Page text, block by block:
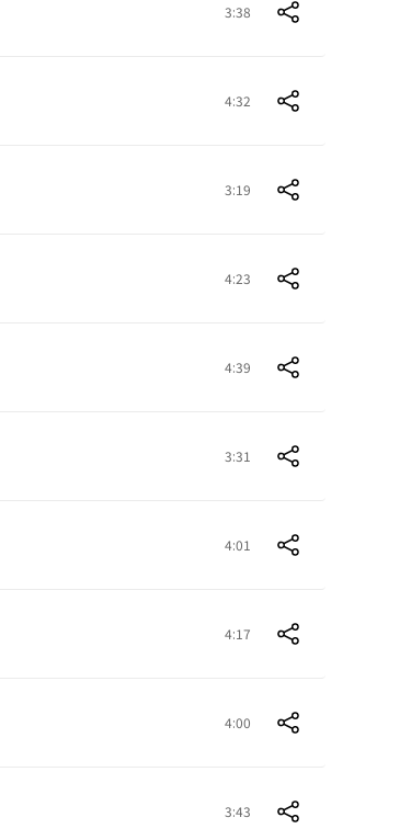
3:38
4:32
3:19
4:23
4:39
3:31
4:01
4:17
4:00
3:43